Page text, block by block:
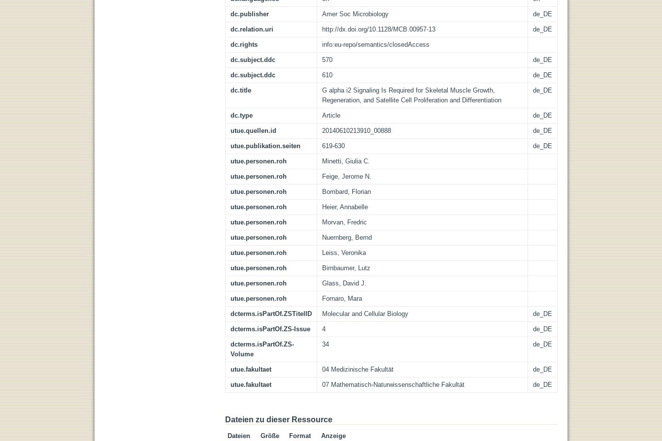
dc.publisher Amer Soc Microbiology de_DE
dc.relation.uri http://dx.doi.org/10.1128/MCB.00957-13 de_DE
dc.rights info:eu-repo/semantics/closedAccess
dc.subject.ddc 570 de_DE
dc.subject.ddc 610 de_DE
dc.title
G alpha i2 Signaling Is Required for Skeletal Muscle Growth,
Regeneration, and Satellite Cell Proliferation and Differentiation
de_DE
dc.type Article de_DE
utue.quellen.id 20140610213910_00888 de_DE
utue.publikation.seiten 619-630 de_DE
utue.personen.roh Minetti, Giulia C.
utue.personen.roh Feige, Jerome N.
utue.personen.roh Bombard, Florian
utue.personen.roh Heier, Annabelle
utue.personen.roh Morvan, Fredric
utue.personen.roh Nuernberg, Bernd
utue.personen.roh Leiss, Veronika
utue.personen.roh Birnbaumer, Lutz
utue.personen.roh Glass, David J.
utue.personen.roh Fornaro, Mara
dcterms.isPartOf.ZSTitelID Molecular and Cellular Biology de_DE
dcterms.isPartOf.ZS-Issue 4 de_DE
dcterms.isPartOf.ZS-
Volume
34 de_DE
utue.fakultaet 04 Medizinische Fakultät de_DE
utue.fakultaet 07 Mathematisch-Naturwissenschaftliche Fakultät de_DE
Dateien zu dieser Ressource
Dateien Größe Format Anzeige